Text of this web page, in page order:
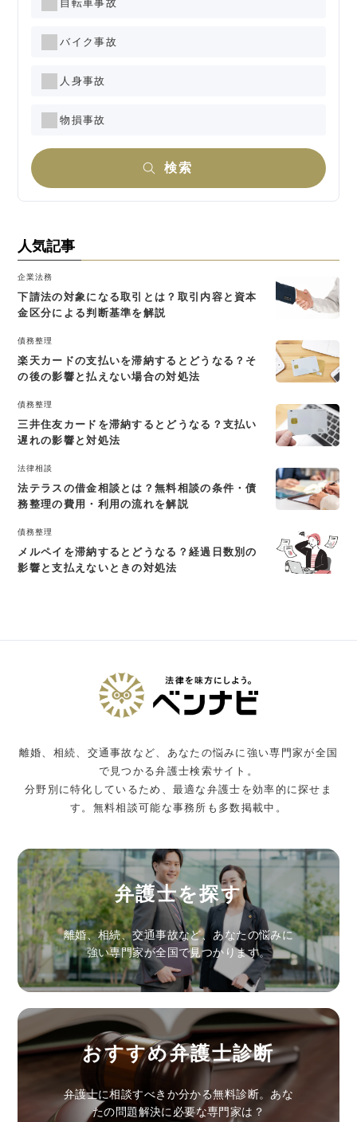
自転車事故
バイク事故
人身事故
物損事故
検索
人気記事
企業法務
下請法の対象になる取引とは？取引内容と資本
金区分による判断基準を解説
債務整理
楽天カードの支払いを滞納するとどうなる？そ
の後の影響と払えない場合の対処法
債務整理
三井住友カードを滞納するとどうなる？支払い
遅れの影響と対処法
法律相談
法テラスの借金相談とは？無料相談の条件・債
務整理の費用・利用の流れを解説
債務整理
メルペイを滞納するとどうなる？経過日数別の
影響と支払えないときの対処法
離婚、相続、交通事故など、あなたの悩みに強い専門家が全国
で見つかる弁護士検索サイト。
分野別に特化しているため、最適な弁護士を効率的に探せま
す。無料相談可能な事務所も多数掲載中。
弁護士を探す
離婚、相続、交通事故など、あなたの悩みに
強い専門家が全国で見つかります。
おすすめ弁護士診断
弁護士に相談すべきか分かる無料診断。あな
たの問題解決に必要な専門家は？